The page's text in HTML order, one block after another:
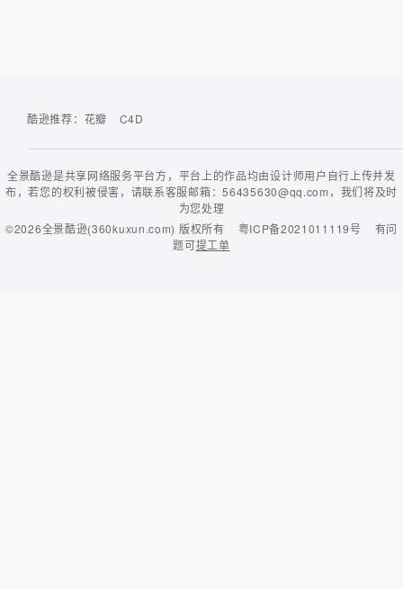
酷逊推荐： 花瓣 C4D
全景酷逊是共享网络服务平台方，平台上的作品均由设计师用户自行上传并发
布，若您的权利被侵害，请联系客服邮箱：56435630@qq.com，我们将及时
为您处理
©2026全景酷逊(360kuxun.com) 版权所有 粤ICP备2021011119号
有问
题可提工单